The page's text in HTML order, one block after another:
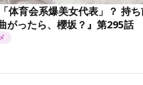
体育会系爆美女代表」？ 持
がったら、櫻坂？』第295話